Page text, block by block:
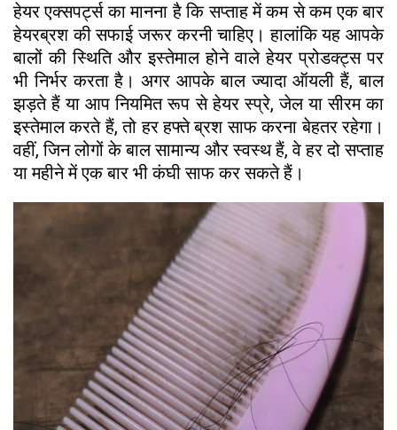
हेयर एक्सपर्ट्स का मानना है कि सप्ताह में कम से कम एक बार
हेयरब्रश की सफाई जरूर करनी चाहिए। हालांकि यह आपके
बालों की स्थिति और इस्तेमाल होने वाले हेयर प्रोडक्ट्स पर
भी निर्भर करता है। अगर आपके बाल ज्यादा ऑयली हैं, बाल
झड़ते हैं या आप नियमित रूप से हेयर स्प्रे, जेल या सीरम का
इस्तेमाल करते हैं, तो हर हफ्ते ब्रश साफ करना बेहतर रहेगा।
वहीं, जिन लोगों के बाल सामान्य और स्वस्थ हैं, वे हर दो सप्ताह
या महीने में एक बार भी कंघी साफ कर सकते हैं।